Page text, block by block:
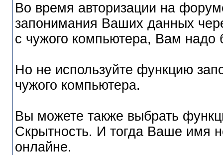
Во время авторизации на
запонимания Ваших данных
с чужого компьютера, Вам надо
Но не используйте функцию
чужого компьютера.
Вы можете также выбрать
Скрытность. И тогда Ваше имя
онлайне.